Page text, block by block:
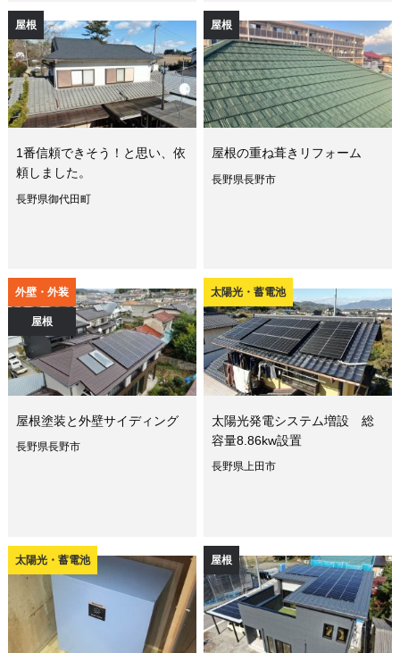
屋根
1番信頼できそう！と思い、依
頼しました。
長野県御代田町
屋根
屋根の重ね葺きリフォーム
長野県長野市
外壁・外装
屋根
屋根塗装と外壁サイディング
長野県長野市
太陽光・蓄電池
太陽光発電システム増設 総
容量8.86kw設置
長野県上田市
太陽光・蓄電池 屋根